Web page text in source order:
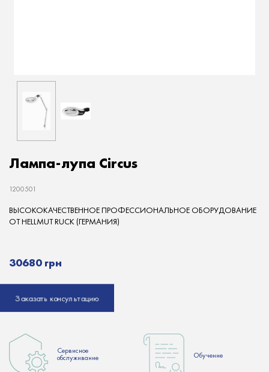
Лампа-лупа Circus
1200501
ВЫСОКОКАЧЕСТВЕННОЕ ПРОФЕССИОНАЛЬНОЕ ОБОРУДОВАНИЕ
ОТ HELLMUT RUCK (ГЕРМАНИЯ)
30680 грн
Заказать консультацию
Сервисное
обслуживание
Обучение